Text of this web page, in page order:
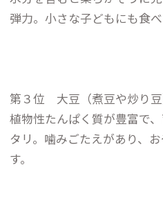
弾力。小さな子どもにも食べ
第３位 大豆（煮豆や炒り豆
植物性たんぱく質が豊富で
タリ。噛みごたえがあり、
す。